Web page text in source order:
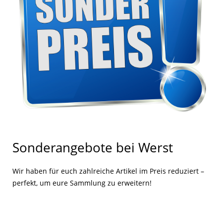
Sonderangebote bei Werst
Wir haben für euch zahlreiche Artikel im Preis reduziert –
perfekt, um eure Sammlung zu erweitern!